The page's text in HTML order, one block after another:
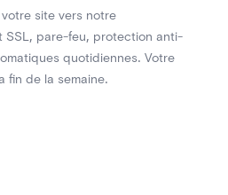
site vers notre
, pare-feu, protection anti-
quotidiennes. Votre
fin de la semaine.